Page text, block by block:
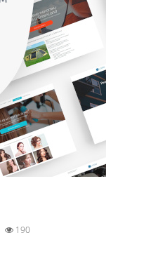
190